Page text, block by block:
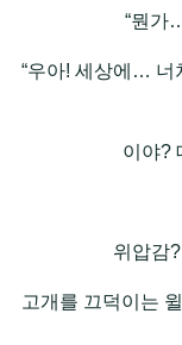
“뭔가
“우아! 세상에… 너
이야?
위압감
고개를 끄덕이는